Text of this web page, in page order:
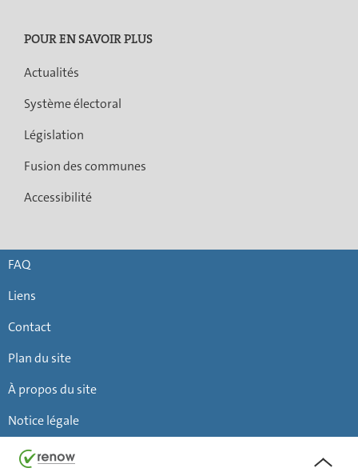
POUR EN SAVOIR PLUS
Actualités
Système électoral
Législation
Fusion des communes
Accessibilité
FAQ
Liens
Contact
Plan du site
À propos du site
Notice légale
de